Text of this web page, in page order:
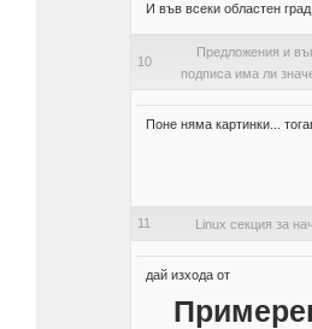
И във всеки областен
10
Предложения и
подписа има ли
Поне няма картинки...
11 Linux секция за
дай изхода от